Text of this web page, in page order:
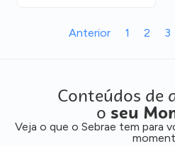
Anterior 1 2 3
Conteúdos de
o seu
Veja o que o Sebrae tem para